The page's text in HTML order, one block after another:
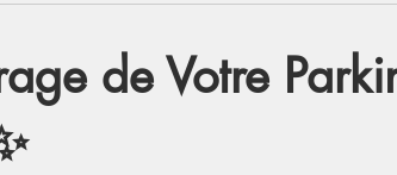
de Votre